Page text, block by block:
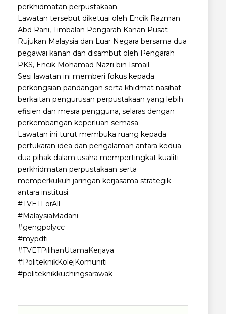
perkhidmatan perpustakaan.
Lawatan tersebut diketuai oleh Encik Razman
Abd Rani, Timbalan Pengarah Kanan Pusat
Rujukan Malaysia dan Luar Negara bersama dua
pegawai kanan dan disambut oleh Pengarah
PKS, Encik Mohamad Nazri bin Ismail.
Sesi lawatan ini memberi fokus kepada
perkongsian pandangan serta khidmat nasihat
berkaitan pengurusan perpustakaan yang lebih
efisien dan mesra pengguna, selaras dengan
perkembangan keperluan semasa.
Lawatan ini turut membuka ruang kepada
pertukaran idea dan pengalaman antara kedua-
dua pihak dalam usaha mempertingkat kualiti
perkhidmatan perpustakaan serta
memperkukuh jaringan kerjasama strategik
antara institusi.
#TVETForAll
#MalaysiaMadani
#gengpolycc
#mypdti
#TVETPilihanUtamaKerjaya
#PoliteknikKolejKomuniti
#politeknikkuchingsarawak